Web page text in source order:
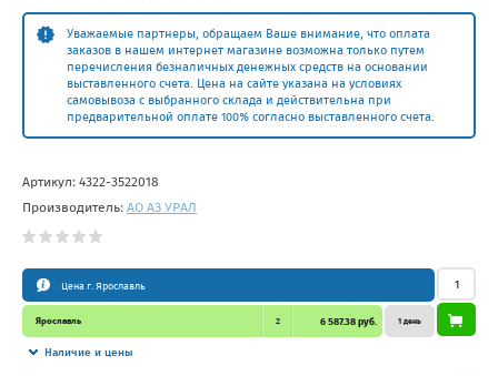
Уважаемые партнеры, обращаем Ваше внимание, что оплата
заказов в нашем интернет магазине возможна только путем
перечисления безналичных денежных средств на основании
выставленного счета. Цена на сайте указана на условиях
самовывоза с выбранного склада и действительна при
предварительной оплате 100% согласно выставленного счета.
Артикул: 4322-3522018
Производитель: АО АЗ УРАЛ
Цена г. Ярославль
Ярославль 2 6 587.38 руб.
Наличие и цены
1 день